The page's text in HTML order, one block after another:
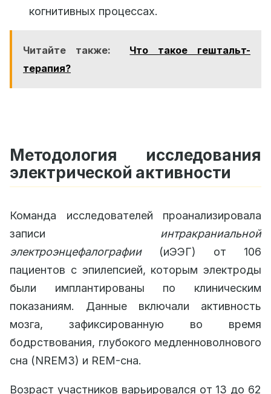
когнитивных процессах.
Читайте также:
Что такое гештальт-
терапия?
Методология исследования
электрической активности
Команда исследователей проанализировала
записи интракраниальной
электроэнцефалографии(иЭЭГ) от 106
пациентов с эпилепсией, которым электроды
были имплантированы по клиническим
показаниям. Данные включали активность
мозга, зафиксированную во время
бодрствования, глубокого медленноволнового
сна (NREM3) и REM-сна.
Возраст участников варьировался от 13 до 62